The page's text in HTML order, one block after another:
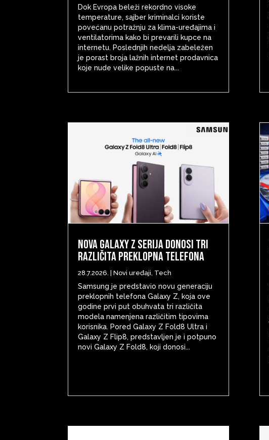
Dok Evropa beleži rekordno visoke
temperature, sajber kriminalci koriste
povećanu potražnju za klima-uređajima i
ventilatorima kako bi prevarili kupce na
internetu. Poslednjih nedelja zabeležen
je porast broja lažnih internet prodavnica
koje nude velike popuste na...
Nova Galaxy Z serija donosi tri
različita preklopna telefona
28.7.2026. |Novi uređaji Tech
Samsung je predstavio novu generaciju
preklopnih telefona Galaxy Z, koja ove
godine prvi put obuhvata tri različita
modela namenjena različitim tipovima
korisnika. Pored Galaxy Z Fold8 Ultra i
Galaxy Z Flip8, predstavljen je i potpuno
novi Galaxy Z Fold8, koji donosi...